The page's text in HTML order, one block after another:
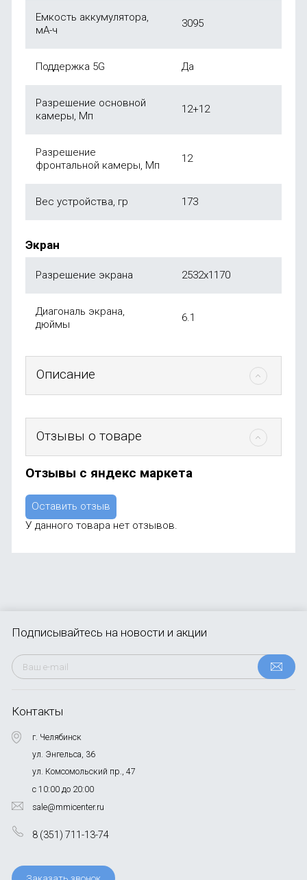
Емкость аккумулятора,
мА-ч
3095
Поддержка 5G Да
Разрешение основной
камеры, Мп
12+12
Разрешение
фронтальной камеры, Мп
12
Вес устройства, гр 173
Экран
Разрешение экрана 2532x1170
Диагональ экрана,
дюймы
6.1
Описание
Отзывы о товаре
Отзывы с яндекс маркета
Оставить отзыв
У данного товара нет отзывов.
Контакты
г. Челябинск
ул. Энгельса, 36
ул. Комсомольский пр., 47
с 10:00 до 20:00
sale@mmicenter.ru
8 (351) 711-13-74
Подписывайтесь на новости и акции